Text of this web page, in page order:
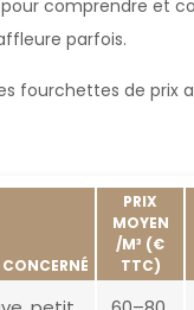
pour comprendre et
parfois.
fourchettes de prix
CONCERNÉ
PRIX
MOYEN
/M³ (€
TTC)